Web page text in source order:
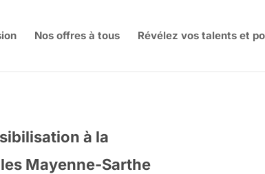
Nos offres à tous Révélez vos talents et
à la
Mayenne-Sarthe